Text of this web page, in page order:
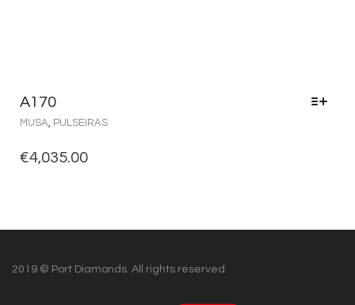
A170
MUSA, PULSEIRAS
€4,035.00
2019 © Port Diamonds. All rights reserved.